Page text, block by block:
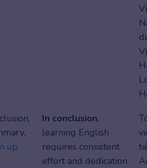
up
In conclusion,
learning English
requires consistent
effort and dedication.